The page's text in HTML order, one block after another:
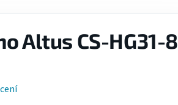
Altus CS-HG31-8